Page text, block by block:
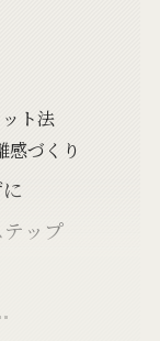
ト法
感づくり
ップ